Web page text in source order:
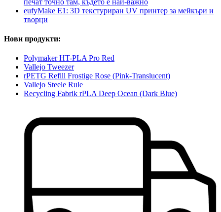
печат точно там, където е най-важно
eufyMake E1: 3D текстуриран UV принтер за мейкъри и
творци
Нови продукти:
Polymaker HT-PLA Pro Red
Vallejo Tweezer
rPETG Refill Frostige Rose (Pink-Translucent)
Vallejo Steele Rule
Recycling Fabrik rPLA Deep Ocean (Dark Blue)